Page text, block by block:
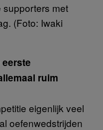
met
(Foto: Iwaki
ruim
eigenlijk veel
oefenwedstrijden